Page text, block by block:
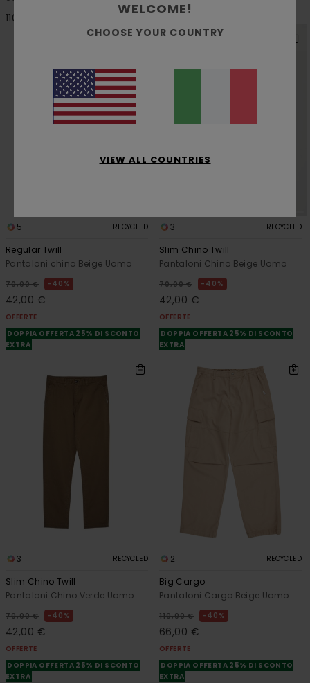
110,00 €
170,00 €
5 RECYCLED
Regular Twill
Pantaloni chino Beige Uomo
70,00 € 40%
42,00 €
OFFERTE
DOPPIA OFFERTA 25% DI SCONTO
EXTRA
3 RECYCLED
Slim Chino Twill
Pantaloni Chino Beige Uomo
70,00 € 40%
42,00 €
OFFERTE
DOPPIA OFFERTA 25% DI SCONTO
EXTRA
3 RECYCLED
Slim Chino Twill
Pantaloni Chino Verde Uomo
70,00 € 40%
42,00 €
OFFERTE
DOPPIA OFFERTA 25% DI SCONTO
EXTRA
2 RECYCLED
Big Cargo
Pantaloni Cargo Beige Uomo
110,00 € 40%
66,00 €
OFFERTE
DOPPIA OFFERTA 25% DI SCONTO
EXTRA
WELCOME!
CHOOSE YOUR COUNTRY
VIEW ALL COUNTRIES